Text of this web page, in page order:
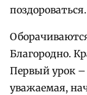
поздороваться.
Благородно.
Первый урок –
уважаемая,